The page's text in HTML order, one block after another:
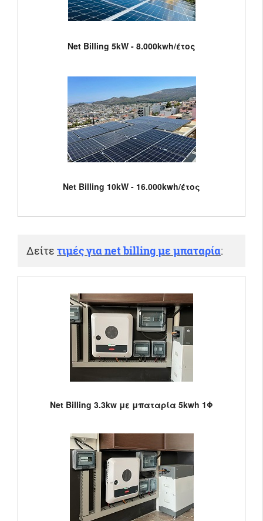
Net Billing 5kW - 8.000kwh/έτος
Net Billing 10kW - 16.000kwh/έτος
Δείτε τιμές για net billing με μπαταρία:
Net Billing 3.3kw με μπαταρία 5kwh 1Φ